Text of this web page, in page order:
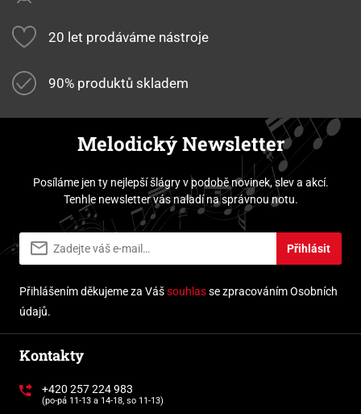
20 let prodáváme nástroje
90% produktů skladem
Melodický Newsletter
Posíláme jen ty nejlepší šlágry v podobě novinek, slev a akcí.
Tenhle newsletter vás naladí na správnou notu.
Přihlásit
Přihlášením děkujeme za Vášsouhlasse zpracováním Osobních
údajů.
Kontakty
+420 257 224 983
(po-pá 11-13 a 14-18, so 11-13)